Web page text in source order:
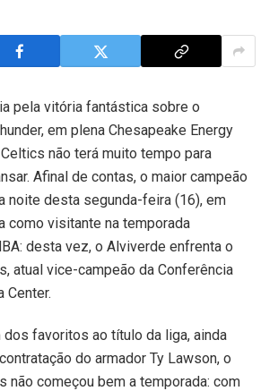
pela vitória fantástica sobre o
em plena Chesapeake Energy
não terá muito tempo para
Afinal de contas, o maior campeão
noite desta segunda-feira (16), em
como visitante na temporada
desta vez, o Alviverde enfrenta o
atual vice-campeão da Conferência
Center.
dos favoritos ao título da liga, ainda
do armador Ty Lawson, o
não começou bem a temporada: com